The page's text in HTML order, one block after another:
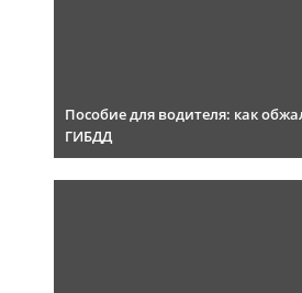
Пособие для водителя: как
ГИБДД